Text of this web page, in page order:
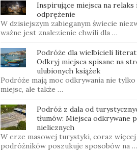
Inspirujące miejsca na relaks
odprężenie
W dzisiejszym zabieganym świecie
ważne jest znalezienie chwili dla …
Podróże dla wielbicieli
Odkryj miejsca spisane na
ulubionych książek
Podróże mają moc odkrywania nie
miejsc, ale także …
Podróż z dala od
tłumów: Miejsca odkrywane
nielicznych
W erze masowej turystyki, coraz więcej
podróżników poszukuje sposobów na …